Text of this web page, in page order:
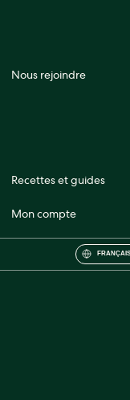
Nous rejoindre
Recettes et guides
Mon compte